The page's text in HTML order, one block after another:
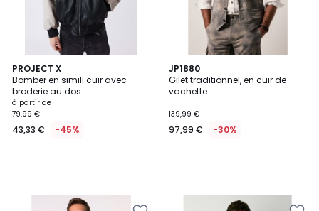
PROJECT X
Bomber en simili cuir avec
broderie au dos
à partir de
79,99 €
43,33 € -45%
JP1880
Gilet traditionnel, en cuir de
vachette
139,99 €
97,99 € -30%